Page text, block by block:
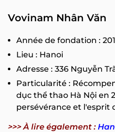
Vovinam Nhân Văn
Année de fondation :
Lieu : Hanoi
Adresse : 336 Nguyễn
Particularité :
dục thể thao Hà Nội en
persévérance et l'esprit
>>> À lire également :